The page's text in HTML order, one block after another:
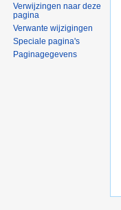
Verwijzingen naar deze
pagina
Verwante wijzigingen
Speciale pagina's
Paginagegevens